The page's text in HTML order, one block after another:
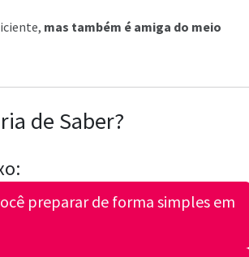
mas também é amiga do meio
de Saber?
preparar de forma simples em